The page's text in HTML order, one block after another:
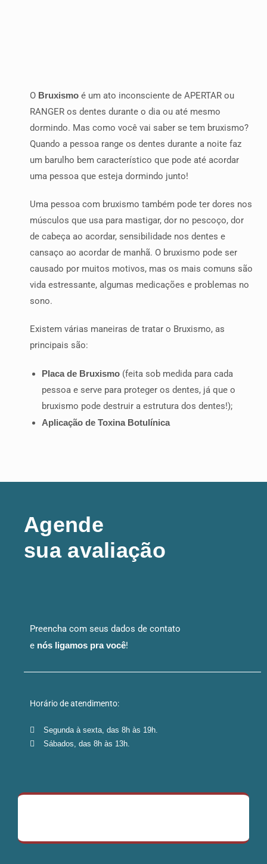
O Bruxismo é um ato inconsciente de APERTAR ou
RANGER os dentes durante o dia ou até mesmo
dormindo. Mas como você vai saber se tem bruxismo?
Quando a pessoa range os dentes durante a noite faz
um barulho bem característico que pode até acordar
uma pessoa que esteja dormindo junto!
Uma pessoa com bruxismo também pode ter dores nos
músculos que usa para mastigar, dor no pescoço, dor
de cabeça ao acordar, sensibilidade nos dentes e
cansaço ao acordar de manhã. O bruxismo pode ser
causado por muitos motivos, mas os mais comuns são
vida estressante, algumas medicações e problemas no
sono.
Existem várias maneiras de tratar o Bruxismo, as
principais são:
Placa de Bruxismo (feita sob medida para cada
pessoa e serve para proteger os dentes, já que o
bruxismo pode destruir a estrutura dos dentes!);
Aplicação de Toxina Botulínica
Agende
sua avaliação
Preencha com seus dados de contato
e nós ligamos pra você!
Horário de atendimento:
Segunda à sexta, das 8h às 19h.
Sábados, das 8h às 13h.